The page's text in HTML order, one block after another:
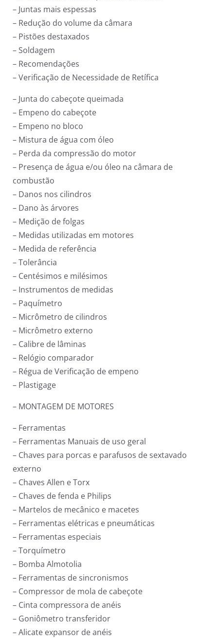
– Juntas mais espessas
– Redução do volume da câmara
– Pistões destaxados
– Soldagem
– Recomendações
– Verificação de Necessidade de Retífica
– Junta do cabeçote queimada
– Empeno do cabeçote
– Empeno no bloco
– Mistura de água com óleo
– Perda da compressão do motor
– Presença de água e/ou óleo na câmara de
combustão
– Danos nos cilindros
– Dano às árvores
– Medição de folgas
– Medidas utilizadas em motores
– Medida de referência
– Tolerância
– Centésimos e milésimos
– Instrumentos de medidas
– Paquímetro
– Micrômetro de cilindros
– Micrômetro externo
– Calibre de lâminas
– Relógio comparador
– Régua de Verificação de empeno
– Plastigage
– MONTAGEM DE MOTORES
– Ferramentas
– Ferramentas Manuais de uso geral
– Chaves para porcas e parafusos de sextavado
externo
– Chaves Allen e Torx
– Chaves de fenda e Philips
– Martelos de mecânico e macetes
– Ferramentas elétricas e pneumáticas
– Ferramentas especiais
– Torquímetro
– Bomba Almotolia
– Ferramentas de sincronismos
– Compressor de mola de cabeçote
– Cinta compressora de anéis
– Goniômetro transferidor
– Alicate expansor de anéis